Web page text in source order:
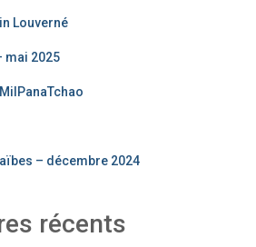
Louverné
mai 2025
– décembre 2024
récents